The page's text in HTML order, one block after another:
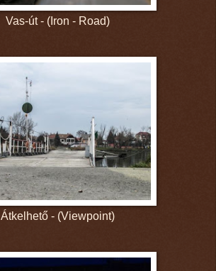
Vas-út - (Iron - Road)
Átkelhető - (Viewpoint)